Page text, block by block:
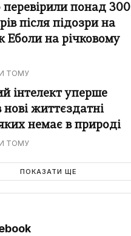
перевірили понад 300
після підозри на
Еболи на річковому
ТОМУ
інтелект уперше
нові життєздатні
немає в природі
ТОМУ
ПОКАЗАТИ ЩЕ